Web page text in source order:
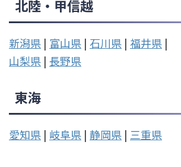
北陸・甲信越
新潟県 | 富山県 | 石川県 | 福井県 |
山梨県 | 長野県
東海
愛知県 | 岐阜県 | 静岡県 | 三重県